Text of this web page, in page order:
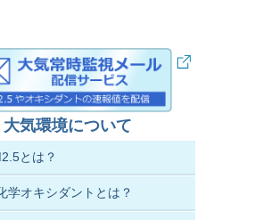
大気環境について
とは？
学オキシダントとは？